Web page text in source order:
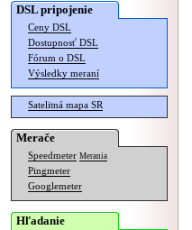
DSL pripojenie
Ceny DSL
Dostupnosť DSL
Fórum o DSL
Výsledky meraní
Satelitná mapa SR
Merače
Speedmeter Merania
Pingmeter
Googlemeter
Hľadanie